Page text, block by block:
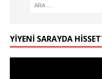
YIYENI SARAYDA